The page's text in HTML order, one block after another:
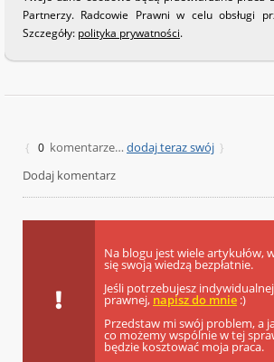
Partnerzy. Radcowie Prawni w celu obsługi
Szczegóły: polityka prywatności.
{ 0 komentarze… dodaj teraz swój }
Dodaj komentarz
Na blogu jest wiele artykułów,
się swoją wiedzą bezpłatnie.
Jeśli potrzebujesz
prawnej, napisz do mnie :)
Przedstaw mi swój problem, a
co możemy wspólnie w tej
będzie kosztować moja praca.